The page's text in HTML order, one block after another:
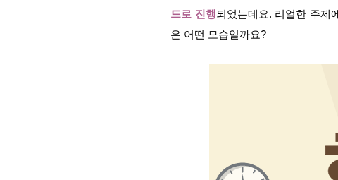
드로 진행되었는데요. 리얼한 주제
은 어떤 모습일까요?